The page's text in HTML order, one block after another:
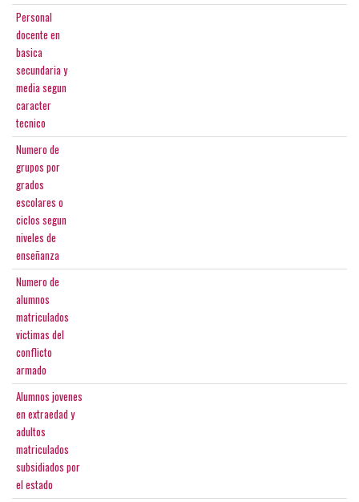
Personal
docente en
basica
secundaria y
media segun
caracter
tecnico
Numero de
grupos por
grados
escolares o
ciclos segun
niveles de
enseñanza
Numero de
alumnos
matriculados
victimas del
conflicto
armado
Alumnos jovenes
en extraedad y
adultos
matriculados
subsidiados por
el estado